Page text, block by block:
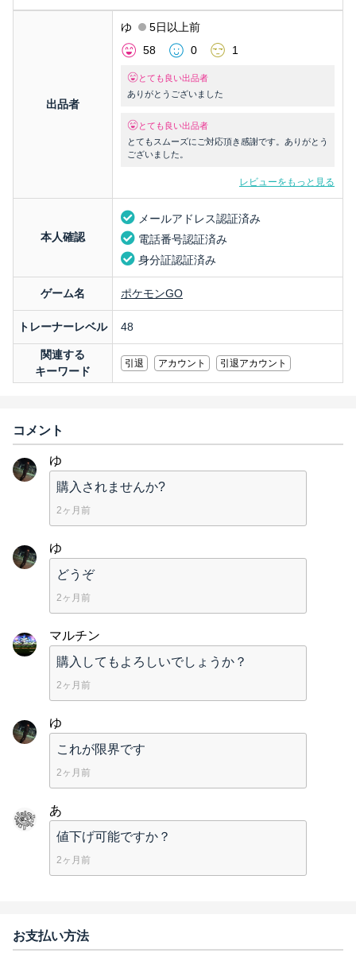
出品者
ゆ
5日以上前
58
0 1
とても良い出品者
ありがとうございました
とても良い出品者
とてもスムーズにご対応頂き感謝です。ありがとう
ございました。
レビューをもっと見る
本人確認
メールアドレス認証済み
電話番号認証済み
身分証認証済み
ゲーム名 ポケモンGO
トレーナーレベル 48
関連する
キーワード
引退 アカウント 引退アカウント
コメント
ゆ
購入されませんか?
2ヶ月前
ゆ
どうぞ
2ヶ月前
マルチン
購入してもよろしいでしょうか？
2ヶ月前
ゆ
これが限界です
2ヶ月前
あ
値下げ可能ですか？
2ヶ月前
お支払い方法